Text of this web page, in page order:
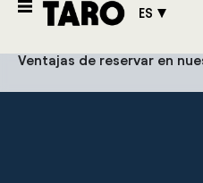
ES
Ventajas de reservar en
Sobre